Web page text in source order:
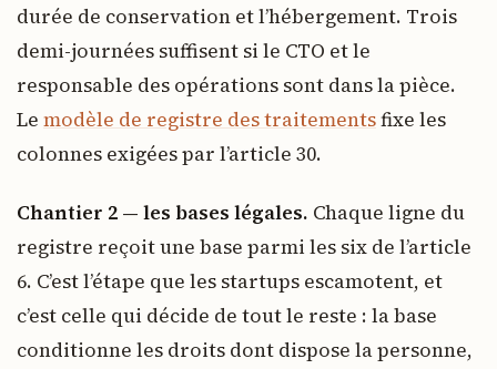
durée de conservation et l’hébergement. Trois
demi-journées suffisent si le CTO et le
responsable des opérations sont dans la pièce.
Le modèle de registre des traitementsfixe les
colonnes exigées par l’article 30.
Chantier 2 — les bases légales. Chaque ligne du
registre reçoit une base parmi les six de l’article
6. C’est l’étape que les startups escamotent, et
c’est celle qui décide de tout le reste : la base
conditionne les droits dont dispose la personne,